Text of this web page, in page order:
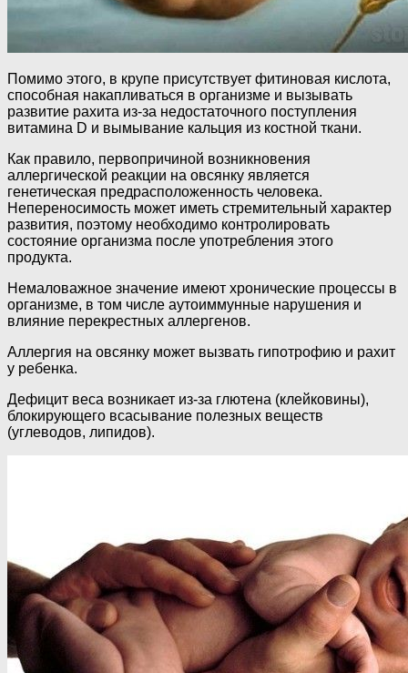
Помимо этого, в крупе присутствует фитиновая кислота,
способная накапливаться в организме и вызывать
развитие рахита из-за недостаточного поступления
витамина D и вымывание кальция из костной ткани.
Как правило, первопричиной возникновения
аллергической реакции на овсянку является
генетическая предрасположенность человека.
Непереносимость может иметь стремительный характер
развития, поэтому необходимо контролировать
состояние организма после употребления этого
продукта.
Немаловажное значение имеют хронические процессы в
организме, в том числе аутоиммунные нарушения и
влияние перекрестных аллергенов.
Аллергия на овсянку может вызвать гипотрофию и рахит
у ребенка.
Дефицит веса возникает из-за глютена (клейковины),
блокирующего всасывание полезных веществ
(углеводов, липидов).